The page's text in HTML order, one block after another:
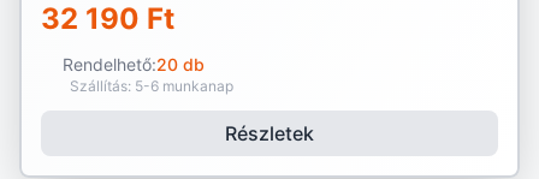
32 190 Ft
Rendelhető:20 db
Szállítás: 5-6 munkanap
Részletek